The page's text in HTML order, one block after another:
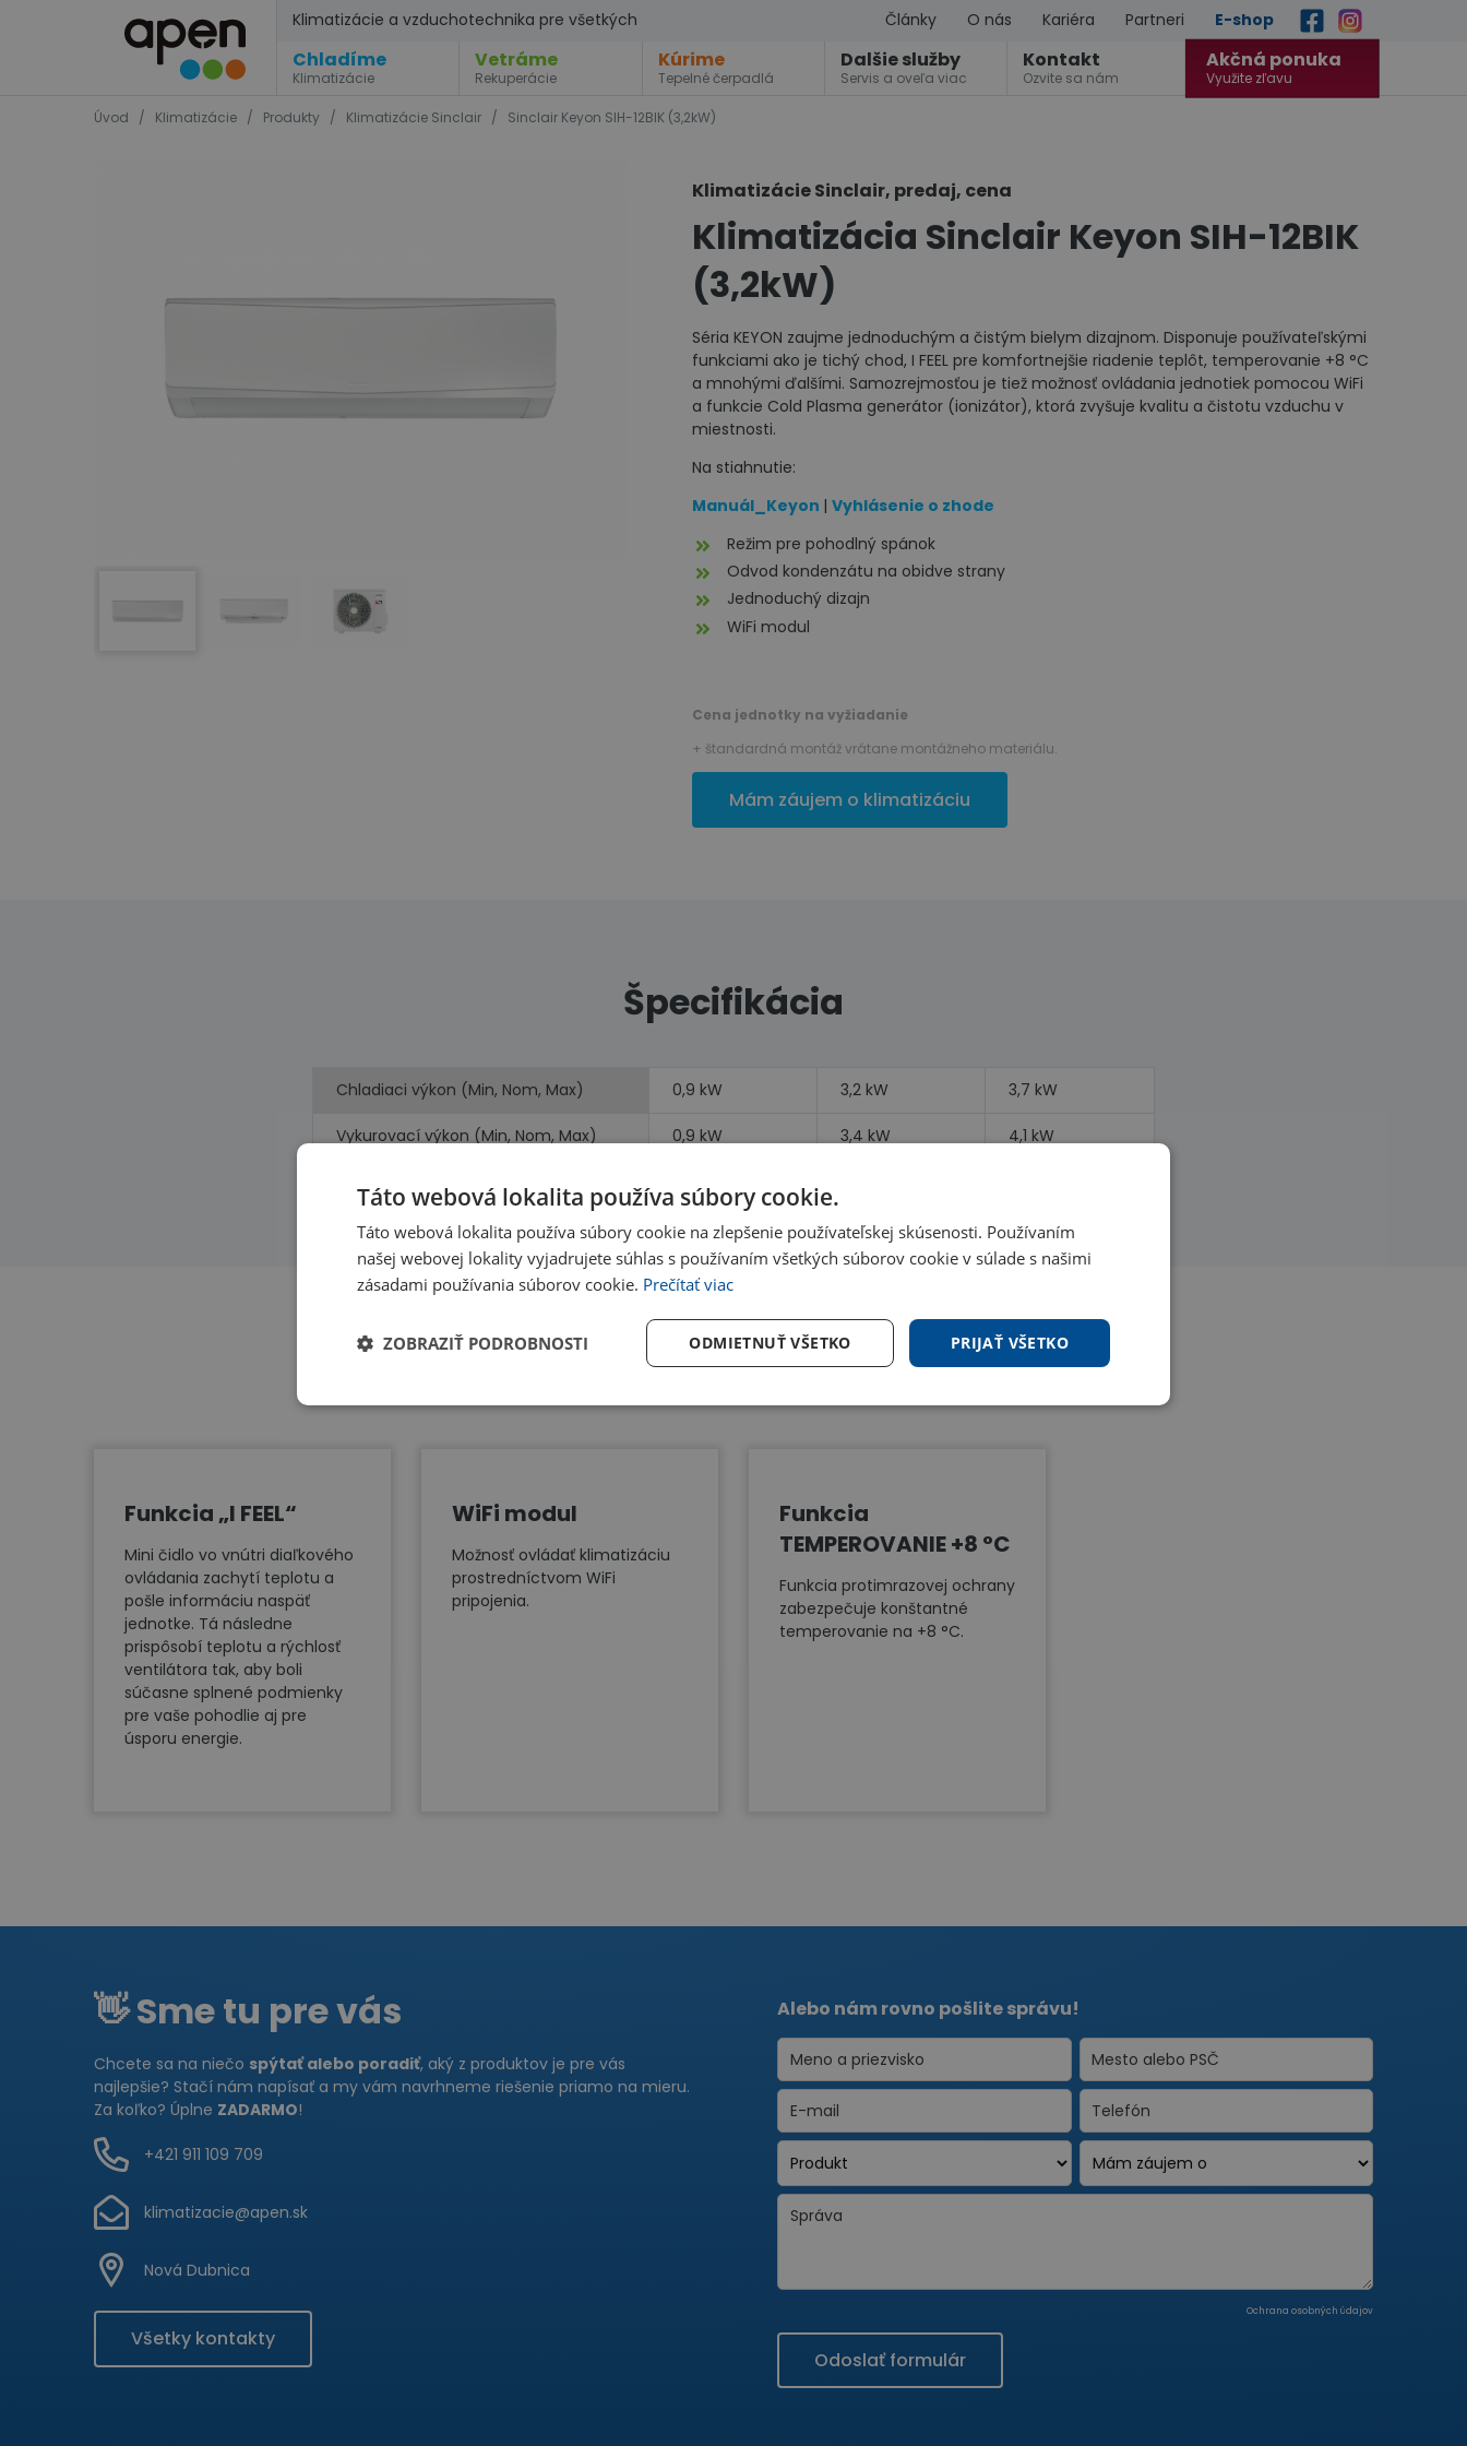
Klimatizácie a vzduchotechnika pre všetkých Články O nás Kariéra Partneri E-shop
Chladíme
Klimatizácie
Vetráme
Rekuperácie
Kúrime
Tepelné čerpadlá
Dalšie služby
Servis a oveľa viac
Kontakt
Ozvite sa nám
Akčná ponuka
Využite zľavu
Úvod / Klimatizácie / Produkty / Klimatizácie Sinclair / Sinclair Keyon SIH-12BIK (3,2kW)
Klimatizácie Sinclair, predaj, cena
Klimatizácia Sinclair Keyon SIH-12BIK
(3,2kW)
Séria KEYON zaujme jednoduchým a čistým bielym dizajnom. Disponuje používateľskými
funkciami ako je tichý chod, I FEEL pre komfortnejšie riadenie teplôt, temperovanie +8 °C
a mnohými ďalšími. Samozrejmosťou je tiež možnosť ovládania jednotiek pomocou WiFi
a funkcie Cold Plasma generátor (ionizátor), ktorá zvyšuje kvalitu a čistotu vzduchu v
miestnosti.
Na stiahnutie:
Manuál_Keyon |Vyhlásenie o zhode
Režim pre pohodlný spánok
Odvod kondenzátu na obidve strany
Jednoduchý dizajn
WiFi modul
Cena jednotky na vyžiadanie
+ štandardná montáž vrátane montážneho materiálu.
Mám záujem o klimatizáciu
Špecifikácia
Chladiaci výkon (Min, Nom, Max) 0,9 kW 3,2 kW 3,7 kW
Vykurovací výkon (Min, Nom, Max) 0,9 kW 3,4 kW 4,1 kW
Benefity
Funkcia „I FEEL“
Mini čidlo vo vnútri diaľkového
ovládania zachytí teplotu a
pošle informáciu naspäť
jednotke. Tá následne
prispôsobí teplotu a rýchlosť
ventilátora tak, aby boli
súčasne splnené podmienky
pre vaše pohodlie aj pre
úsporu energie.
WiFi modul
Možnosť ovládať klimatizáciu
prostredníctvom WiFi
pripojenia.
Funkcia
TEMPEROVANIE +8 °C
Funkcia protimrazovej ochrany
zabezpečuje konštantné
temperovanie na +8 °C.
👋 Sme tu pre vás
Chcete sa na niečo spýtať alebo poradiť, aký z produktov je pre vás
najlepšie? Stačí nám napísať a my vám navrhneme riešenie priamo na mieru.
Za koľko? Úplne ZADARMO!
+421 911 109 709
klimatizacie@apen.sk
Nová Dubnica
Všetky kontakty
Alebo nám rovno pošlite správu!
Ochrana osobných údajov
Odoslať formulár
Táto webová lokalita používa súbory cookie.
Táto webová lokalita používa súbory cookie na zlepšenie používateľskej skúsenosti. Používaním
našej webovej lokality vyjadrujete súhlas s používaním všetkých súborov cookie v súlade s našimi
zásadami používania súborov cookie. Prečítať viac
PRIJAŤ VŠETKO
ODMIETNUŤ VŠETKO
ZOBRAZIŤ PODROBNOSTI